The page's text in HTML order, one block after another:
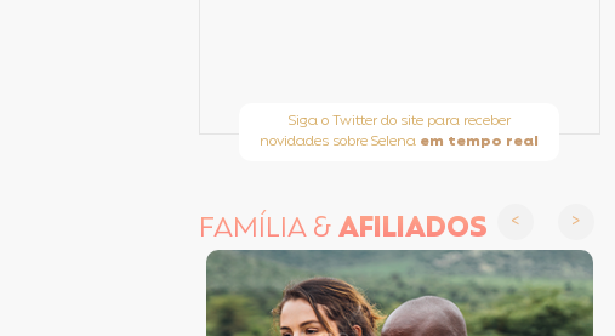
Siga o Twitter do site para receber
novidades sobre Selena em tempo real
FAMÍLIA &AFILIADOS